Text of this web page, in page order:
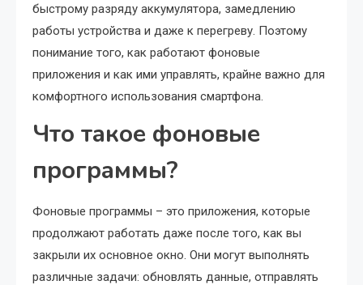
быстрому разряду аккумулятора, замедлению
работы устройства и даже к перегреву. Поэтому
понимание того, как работают фоновые
приложения и как ими управлять, крайне важно для
комфортного использования смартфона.
Что такое фоновые
программы?
Фоновые программы – это приложения, которые
продолжают работать даже после того, как вы
закрыли их основное окно. Они могут выполнять
различные задачи: обновлять данные, отправлять